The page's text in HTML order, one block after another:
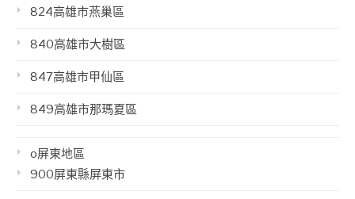
824高雄市燕巢區
840高雄市大樹區
847高雄市甲仙區
849高雄市那瑪夏區
o屏東地區
900屏東縣屏東市